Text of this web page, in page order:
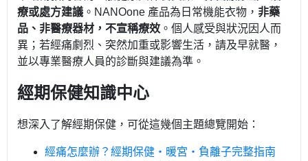
療或處方建議 。NANOone 產品為日常機能衣物， 非藥
品、非醫療器材，不宣稱療效 。個人感受與狀況因人而
異；若經痛劇烈、突然加重或影響生活，請及早就醫，
並以專業醫療人員的診斷與建議為準。
經期保健知識中心
想深入了解經期保健，可從這幾個主題總覽開始：
經痛怎麼辦？經期保健・暖宮・負離子完整指南